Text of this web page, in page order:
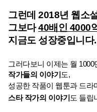
그런데 2018년 웹소
그보다 40배인 4000
지금도 성장중입니다.
그러다보니 이제는 월
작가들의 이야기 도,
스타 작가의 이야기 도 들립